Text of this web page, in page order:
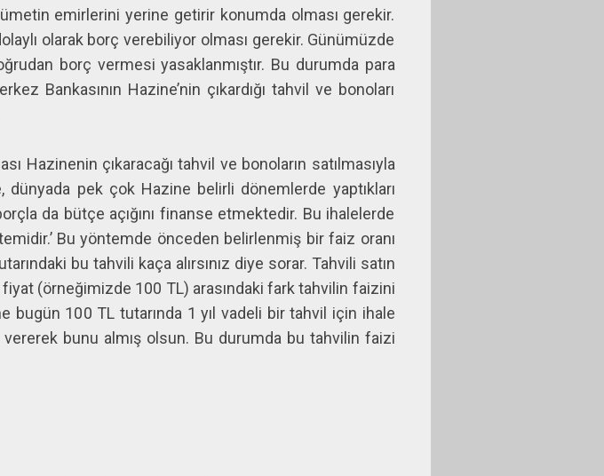
emirlerini yerine getirir konumda olması gerekir.
olarak borç verebiliyor olması gerekir. Günümüzde
borç vermesi yasaklanmıştır. Bu durumda para
Bankasının Hazine’nin çıkardığı tahvil ve bonoları
Hazinenin çıkaracağı tahvil ve bonoların satılmasıyla
pek çok Hazine belirli dönemlerde yaptıkları
da bütçe açığını finanse etmektedir. Bu ihalelerde
Bu yöntemde önceden belirlenmiş bir faiz oranı
bu tahvili kaça alırsınız diye sorar. Tahvili satın
(örneğimizde 100 TL) arasındaki fark tahvilin faizini
bugün 100 TL tutarında 1 yıl vadeli bir tahvil için ihale
bunu almış olsun. Bu durumda bu tahvilin faizi